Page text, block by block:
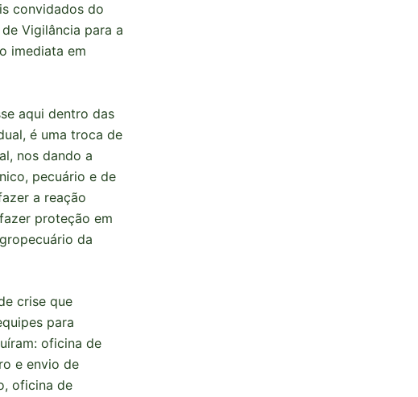
convidados do
Vigilância para a
imediata em
aqui dentro das
é uma troca de
nos dando a
pecuário e de
a reação
proteção em
da
crise que
para
oficina de
e envio de
oficina de